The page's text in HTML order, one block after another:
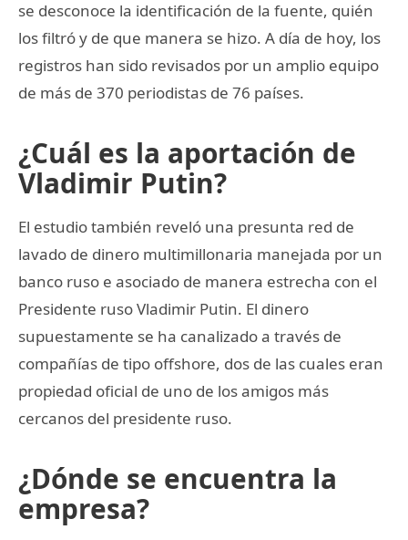
se desconoce la identificación de la fuente, quién
los filtró y de que manera se hizo. A día de hoy, los
registros han sido revisados por un amplio equipo
de más de 370 periodistas de 76 países.
¿Cuál es la aportación de
Vladimir Putin?
El estudio también reveló una presunta red de
lavado de dinero multimillonaria manejada por un
banco ruso e asociado de manera estrecha con el
Presidente ruso Vladimir Putin. El dinero
supuestamente se ha canalizado a través de
compañías de tipo offshore, dos de las cuales eran
propiedad oficial de uno de los amigos más
cercanos del presidente ruso.
¿Dónde se encuentra la
empresa?